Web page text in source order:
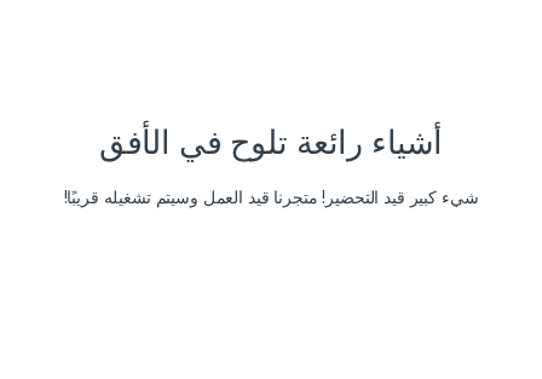
أشياء رائعة تلوح في الأفق
شيء كبير قيد التحضير! متجرنا قيد العمل وسيتم تشغيله قريبًا!